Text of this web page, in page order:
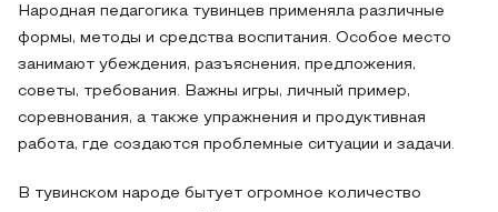
Народная педагогика тувинцев применяла различные
формы, методы и средства воспитания. Особое место
занимают убеждения, разъяснения, предложения,
советы, требования. Важны игры, личный пример,
соревнования, а также упражнения и продуктивная
работа, где создаются проблемные ситуации и задачи.
В тувинском народе бытует огромное количество